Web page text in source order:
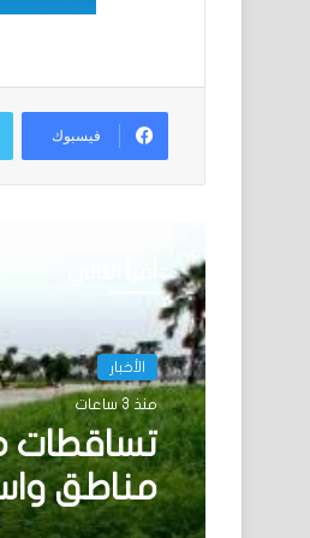
فيسبوك
الأخبار
منذ 3 ساعات
الأخبار
منذ 11 ساعة
نيو
نفسه